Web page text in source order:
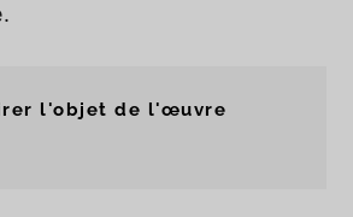
l'objet de l'œuvre